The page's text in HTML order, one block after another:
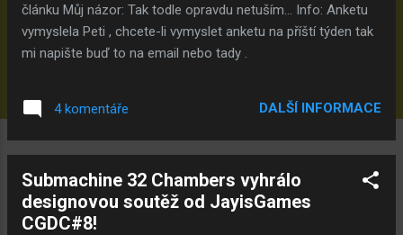
článku Můj názor: Tak todle opravdu netuším... Info: Anketu
vymyslela Peti , chcete-li vymyslet anketu na příští týden tak
mi napište buď to na email nebo tady .
4 komentáře DALŠÍ INFORMACE
Submachine 32 Chambers vyhrálo
designovou soutěž od JayisGames
CGDC#8!